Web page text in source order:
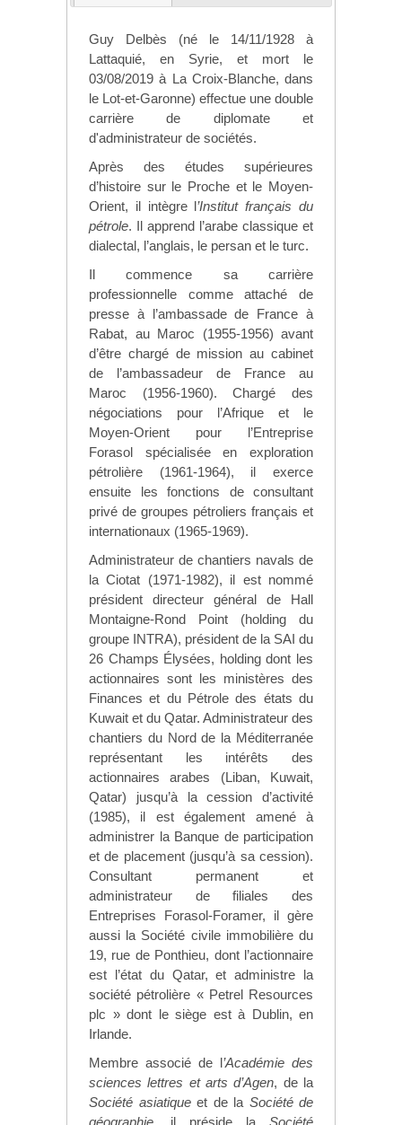
Guy Delbès (né le 14/11/1928 à
Lattaquié, en Syrie, et mort le
03/08/2019 à La Croix-Blanche, dans
le Lot-et-Garonne) effectue une double
carrière de diplomate et
d'administrateur de sociétés.
Après des études supérieures
d’histoire sur le Proche et le Moyen-
Orient, il intègre l’Institut français du
pétrole. Il apprend l’arabe classique et
dialectal, l’anglais, le persan et le turc.
Il commence sa carrière
professionnelle comme attaché de
presse à l’ambassade de France à
Rabat, au Maroc (1955-1956) avant
d’être chargé de mission au cabinet
de l’ambassadeur de France au
Maroc (1956-1960). Chargé des
négociations pour l’Afrique et le
Moyen-Orient pour l’Entreprise
Forasol spécialisée en exploration
pétrolière (1961-1964), il exerce
ensuite les fonctions de consultant
privé de groupes pétroliers français et
internationaux (1965-1969).
Administrateur de chantiers navals de
la Ciotat (1971-1982), il est nommé
président directeur général de Hall
Montaigne-Rond Point (holding du
groupe INTRA), président de la SAI du
26 Champs Élysées, holding dont les
actionnaires sont les ministères des
Finances et du Pétrole des états du
Kuwait et du Qatar. Administrateur des
chantiers du Nord de la Méditerranée
représentant les intérêts des
actionnaires arabes (Liban, Kuwait,
Qatar) jusqu’à la cession d’activité
(1985), il est également amené à
administrer la Banque de participation
et de placement (jusqu’à sa cession).
Consultant permanent et
administrateur de filiales des
Entreprises Forasol-Foramer, il gère
aussi la Société civile immobilière du
19, rue de Ponthieu, dont l’actionnaire
est l’état du Qatar, et administre la
société pétrolière « Petrel Resources
plc » dont le siège est à Dublin, en
Irlande.
Membre associé de l’Académie des
sciences lettres et arts d’Agen, de la
Société asiatiqueet de la Société de
géographie , il préside la Société